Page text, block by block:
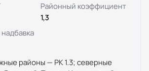
Районный коэффициент
1,3
районы — РК 1.3; северные